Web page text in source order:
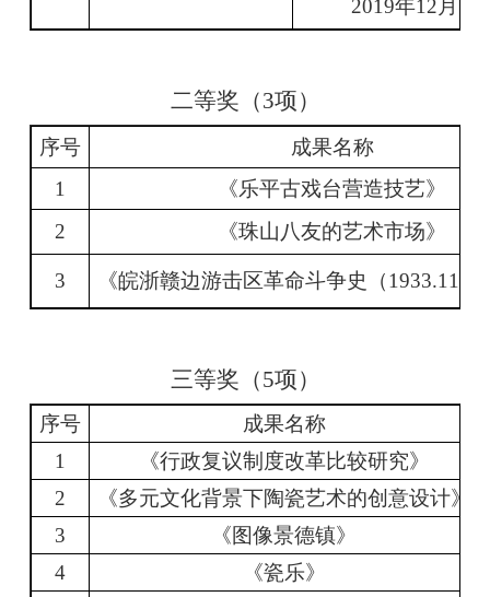
2019年12月
二等奖（3项）
序号
成果名称
1
《乐平古戏台营造技艺》
2
《珠山八友的艺术市场》
3 《皖浙赣边游击区革命斗争史（1933.11-
三等奖（5项）
序号
成果名称
1
《行政复议制度改革比较研究》
2
《多元文化背景下陶瓷艺术的创意设计》
3
《图像景德镇》
4
《瓷乐》